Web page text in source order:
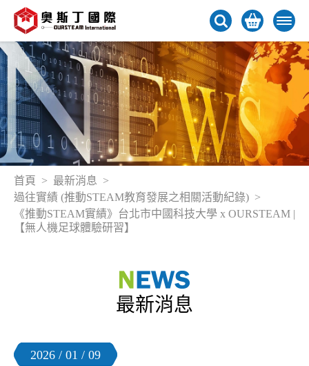
首頁
最新消息
過往實績 (推動STEAM教育發展之相關活動紀錄)
《推動STEAM實績》台北市中國科技大學 x OURSTEAM |
【無人機足球體驗研習】
最新消息
2026 / 01 / 09